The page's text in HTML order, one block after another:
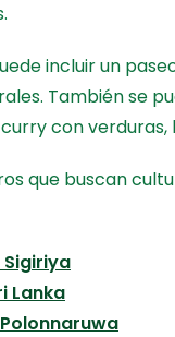
incluir un
También se
con verduras,
que buscan
Lanka